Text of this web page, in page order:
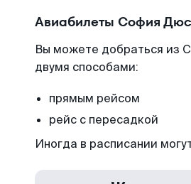
Авиабилеты София
Вы можете добраться из
двумя способами:
прямым рейсом
рейс с пересадкой
Иногда в расписании